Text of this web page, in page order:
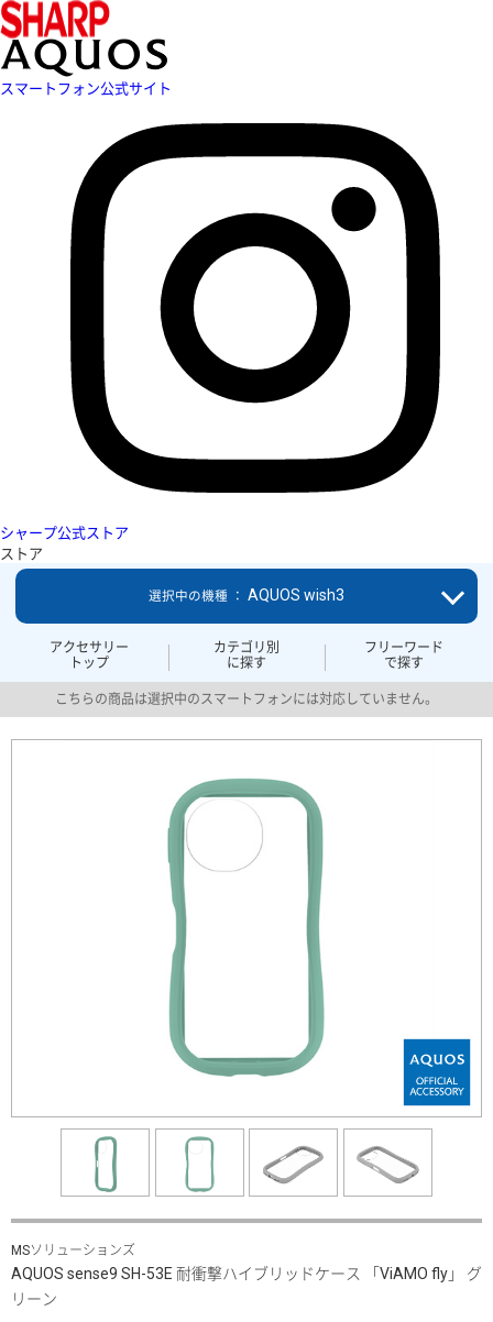
スマートフォン公式サイト
シャープ公式ストア
ストア
アクセサリー
トップ
カテゴリ別
に探す
フリーワード
で探す
選択中の機種 ： AQUOS wish3
こちらの商品は選択中のスマートフォンには対応していません。
MSソリューションズ
AQUOS sense9 SH-53E 耐衝撃ハイブリッドケース 「ViAMO fly」 グ
リーン